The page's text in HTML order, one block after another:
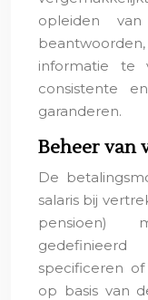
opleiden
informatie te
consistente
garanderen.
Beheer van
De
salaris bij
pensioen)
specificeren
op basis van